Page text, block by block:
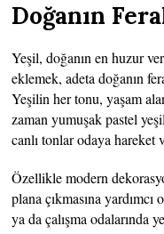
Doğanın
Yeşil, doğanın en huzur
eklemek, adeta doğanın
Yeşilin her tonu, yaşam
zaman yumuşak pastel
canlı tonlar odaya hareket
Özellikle modern
plana çıkmasına
ya da çalışma odalarında